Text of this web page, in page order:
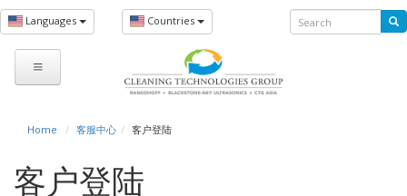
Skip
to
main
content
Search
Languages Countries
You
are
Home 客服中心 客户登陆
客户登陆